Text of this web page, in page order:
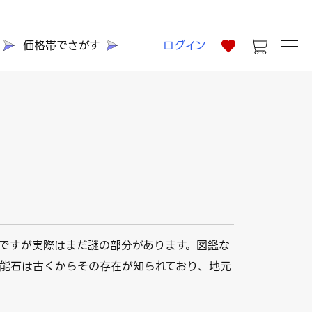
価格帯でさがす ログイン
すが実際はまだ謎の部分があります。図鑑な
石は古くからその存在が知られており、地元